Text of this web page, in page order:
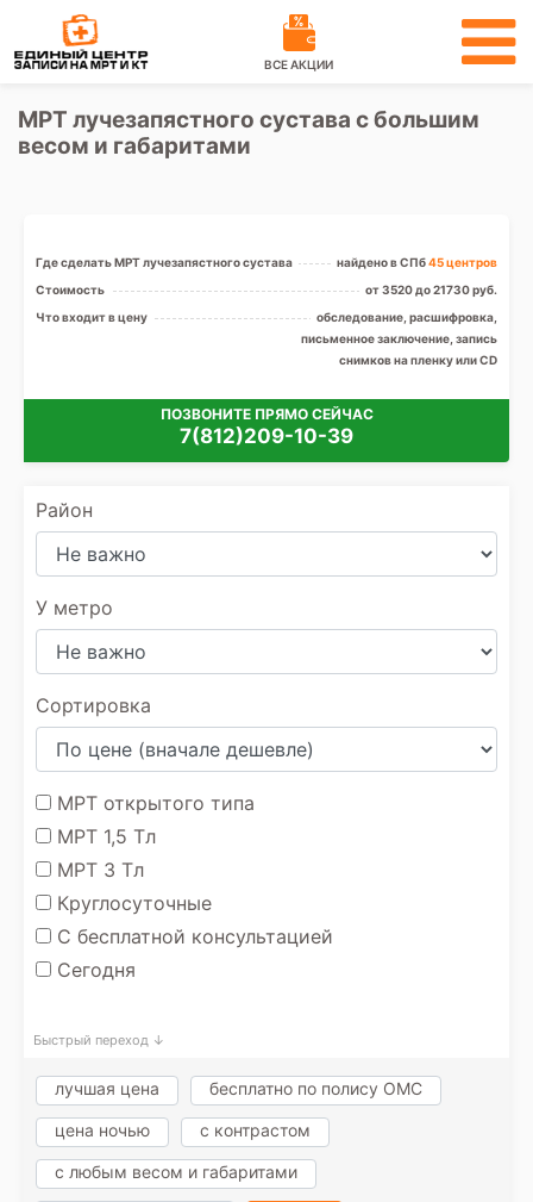
ВСЕ АКЦИИ
МРТ лучезапястного сустава с большим
весом и габаритами
Где сделать МРТ лучезапястного сустава найдено в СПб45 центров
Стоимость
от 3520 до 21730 руб.
Что входит в цену
обследование, расшифровка,
письменное заключение, запись
снимков на пленку или CD
ПОЗВОНИТЕ ПРЯМО СЕЙЧАС
7(812)209-10-39
Район
У метро
Сортировка
МРТ открытого типа
МРТ 1,5 Тл
МРТ 3 Тл
Круглосуточные
С бесплатной консультацией
Сегодня
Быстрый переход ↓
лучшая цена бесплатно по полису ОМС
цена ночью с контрастом
с любым весом и габаритами